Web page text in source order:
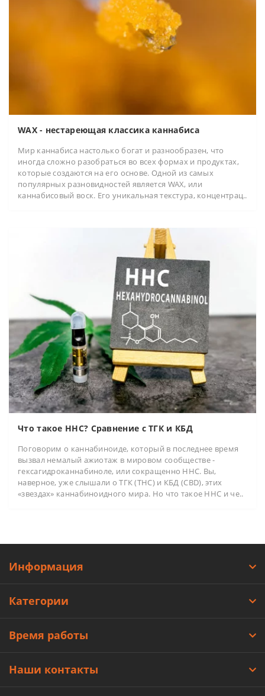
WAX - нестареющая классика каннабиса
Мир каннабиса настолько богат и разнообразен, что
иногда сложно разобраться во всех формах и продуктах,
которые создаются на его основе. Одной из самых
популярных разновидностей является WAX, или
каннабисовый воск. Его уникальная текстура, концентрац..
Что такое HHC? Сравнение с ТГК и КБД
Поговорим о каннабиноиде, который в последнее время
вызвал немалый ажиотаж в мировом сообществе -
гексагидроканнабиноле, или сокращенно HHC. Вы,
наверное, уже слышали о ТГК (THC) и КБД (CBD), этих
«звездах» каннабиноидного мира. Но что такое HHC и че..
Информация
Категории
Время работы
Наши контакты